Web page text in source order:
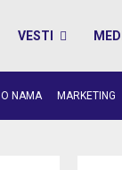
VESTI
O NAMA MARKETING